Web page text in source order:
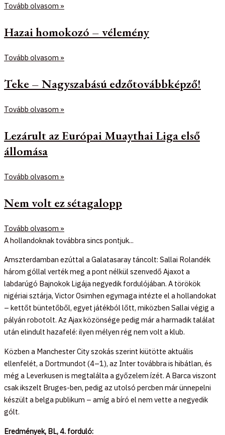
Tovább olvasom »
Hazai homokozó – vélemény
Tovább olvasom »
Teke – Nagyszabású edzőtovábbképző!
Tovább olvasom »
Lezárult az Európai Muaythai Liga első
állomása
Tovább olvasom »
Nem volt ez sétagalopp
Tovább olvasom »
A hollandoknak továbbra sincs pontjuk...
Amszterdamban ezúttal a Galatasaray táncolt: Sallai Rolandék
három góllal verték meg a pont nélkül szenvedő Ajaxot a
labdarúgó Bajnokok Ligája negyedik fordulójában. A törökök
nigériai sztárja, Victor Osimhen egymaga intézte el a hollandokat
– kettőt büntetőből, egyet játékból lőtt, miközben Sallai végig a
pályán robotolt. Az Ajax közönsége pedig már a harmadik találat
után elindult hazafelé: ilyen mélyen rég nem volt a klub.
Közben a Manchester City szokás szerint kiütötte aktuális
ellenfelét, a Dortmundot (4–1), az Inter továbbra is hibátlan, és
még a Leverkusen is megtalálta a győzelem ízét. A Barca viszont
csak ikszelt Bruges-ben, pedig az utolsó percben már ünnepelni
készült a belga publikum – amíg a bíró el nem vette a negyedik
gólt.
Eredmények, BL, 4. forduló: